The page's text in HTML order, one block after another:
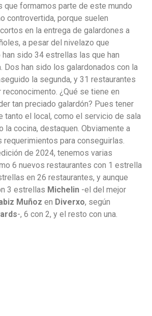
que formamos parte de este mundo
controvertida, porque suelen
en la entrega de galardones a
a pesar del nivelazo que
sido 34 estrellas las que han
. Dos han sido los galardonados con la
la segunda, y 31 restaurantes
¿Qué se tiene en
tan preciado galardón? Pues tener
tanto el local, como el servicio de sala
la cocina, destaquen. Obviamente a
requerimientos para conseguirlas.
de 2024, tenemos varias
6 nuevos restaurantes con 1 estrella
en 26 restaurantes, y aunque
3 estrellas Michelin -el del mejor
Muñoz en Diverxo, según
-, 6 con 2, y el resto con una.